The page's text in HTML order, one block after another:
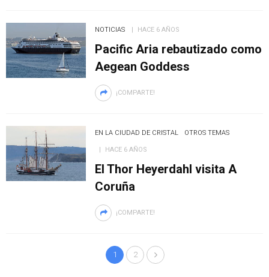
NOTICIAS HACE 6 AÑOS
Pacific Aria rebautizado como
Aegean Goddess
¡COMPARTE!
EN LA CIUDAD DE CRISTAL OTROS TEMAS
HACE 6 AÑOS
El Thor Heyerdahl visita A
Coruña
¡COMPARTE!
1 2